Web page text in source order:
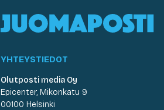
YHTEYSTIEDOT
Olutposti media Oy
Epicenter, Mikonkatu 9
00100 Helsinki